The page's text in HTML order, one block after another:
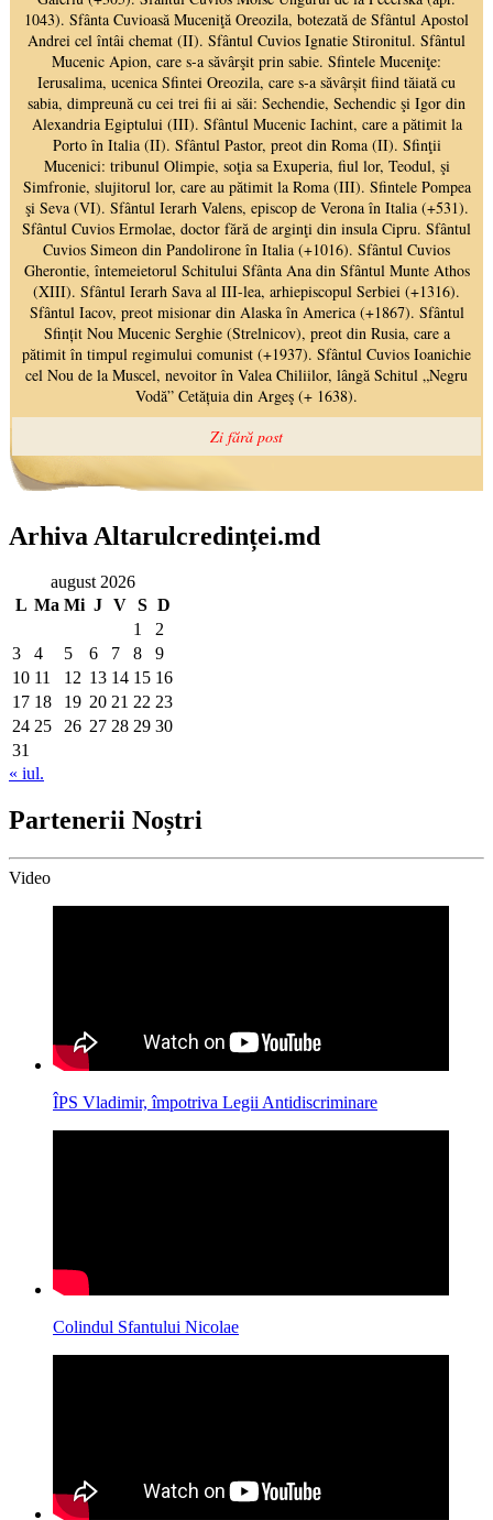
Arhiva Altarulcredinței.md
august 2026
L Ma Mi J V S D
1
2
3
4 5 6 7 8
9
10 11 12 13 14 15 16
17 18 19 20 21 22 23
24 25 26 27 28 29 30
31
« iul.
Partenerii Noștri
Video
ÎPS Vladimir, împotriva Legii Antidiscriminare
Colindul Sfantului Nicolae